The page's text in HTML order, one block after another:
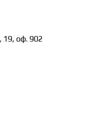
19, оф. 902